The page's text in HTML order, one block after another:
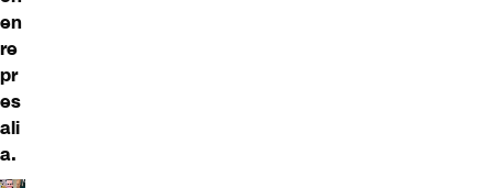
en
re
pr
es
ali
a.